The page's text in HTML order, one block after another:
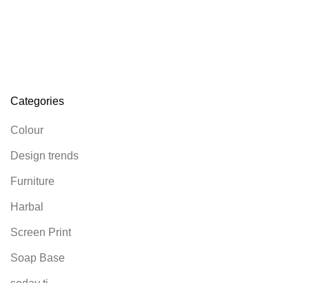
Categories
Colour
Design trends
Furniture
Harbal
Screen Print
Soap Base